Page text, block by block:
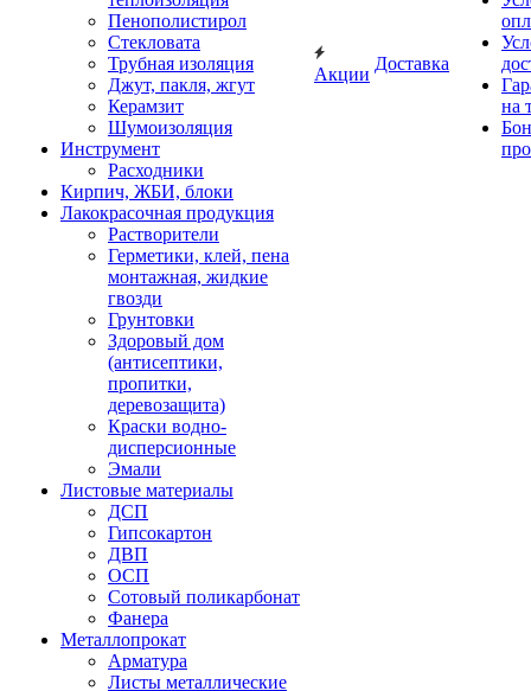
Пенополистирол
Стекловата
Трубная изоляция
Джут, пакля, жгут
Керамзит
Шумоизоляция
Инструмент
Расходники
Кирпич, ЖБИ, блоки
Лакокрасочная продукция
Растворители
Герметики, клей, пена
монтажная, жидкие
гвозди
Грунтовки
Здоровый дом
(антисептики,
пропитки,
деревозащита)
Краски водно-
дисперсионные
Эмали
Листовые материалы
ДСП
Гипсокартон
ДВП
ОСП
Сотовый поликарбонат
Фанера
Металлопрокат
Арматура
Листы металлические
Акции
Доставка
на